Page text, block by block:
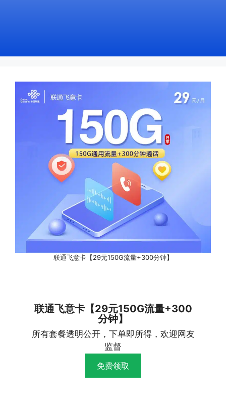
联通飞意卡【29元150G流量+300分钟】
联通飞意卡【29元150G流量+300
分钟】
所有套餐透明公开，下单即所得，欢迎网友
监督
免费领取